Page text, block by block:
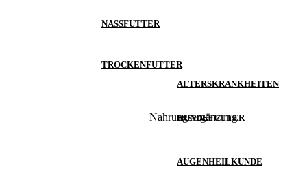
Nahrungsergänzung
ALTERSKRANKHEITEN
AUGENHEILKUNDE
HUNDE
HUNDEFUTTER
NASSFUTTER
TROCKENFUTTER